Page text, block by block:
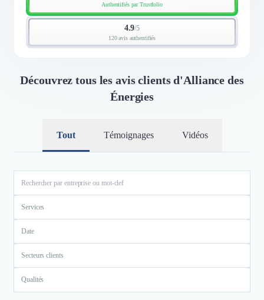
Authentifiés par Trustfolio
4.9/5
120 avis authentifiés
Découvrez tous les avis clients d'Alliance des
Énergies
Tout Témoignages Vidéos
Services
Date
Secteurs clients
Qualités